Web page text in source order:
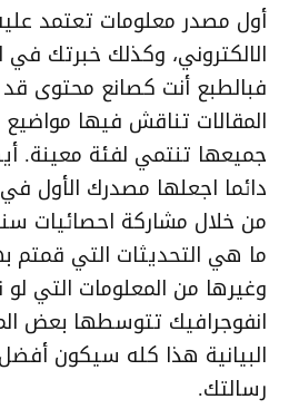
أول مصدر معلومات تعتمد
الالكتروني، وكذلك خبرتك في
فبالطبع أنت كصانع محتوى
المقالات تناقش فيها
جميعها تنتمي لفئة معينة.
دائما اجعلها مصدرك الأول
من خلال مشاركة احصائيات
ما هي التحديثات التي قمتم
وغيرها من المعلومات التي
انفوجرافيك تتوسطها بعض
البيانية هذا كله سيكون
رسالتك.